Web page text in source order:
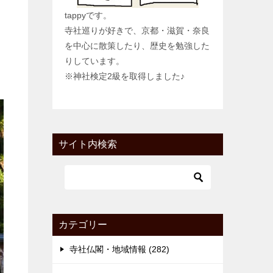
tappyです。
寺社巡りが好きで、京都・滋賀・奈良
を中心に散策したり、歴史を勉強した
りしています。
※神社検定2級を取得しました♪
サイト内検索
カテゴリー
寺社仏閣・地域情報 (282)